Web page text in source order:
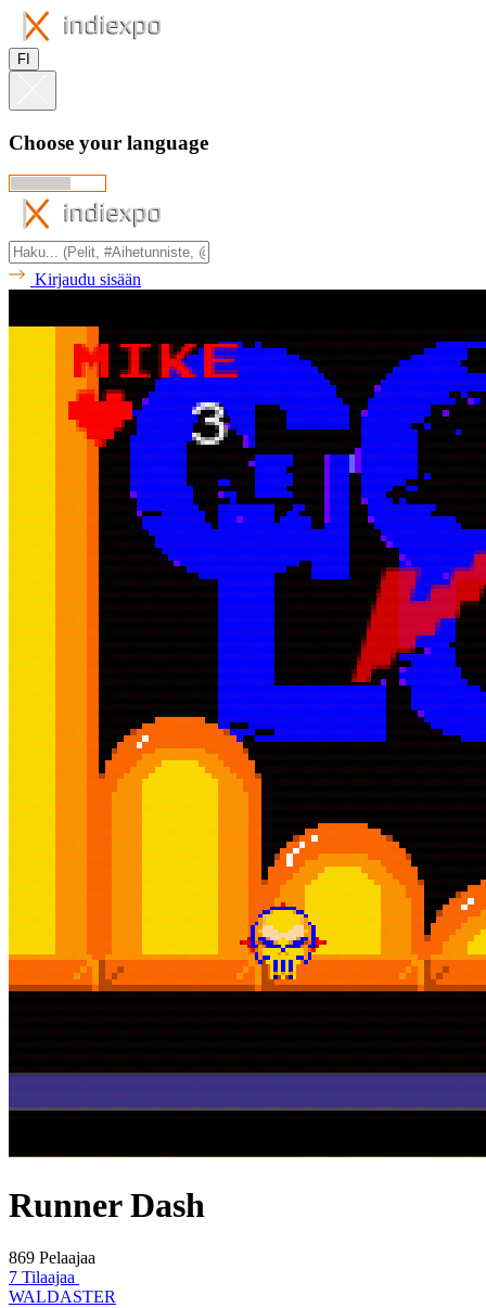
FI
Choose your language
Kirjaudu sisään
Runner Dash
869 Pelaajaa
7 Tilaajaa
WALDASTER